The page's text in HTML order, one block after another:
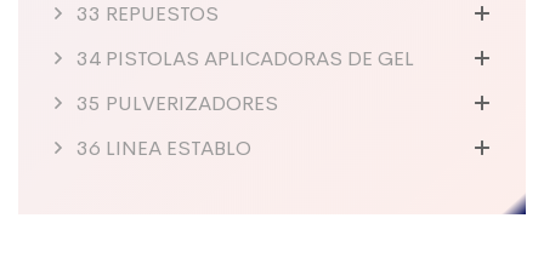
33 REPUESTOS
34 PISTOLAS APLICADORAS DE GEL
35 PULVERIZADORES
36 LINEA ESTABLO